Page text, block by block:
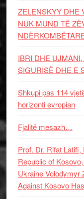
ZELENSKYY DHE
NUK MUND TË
IBRI DHE
SIGURISË DHE E
Shkupi pas 114
horizonti evropian
Fjalitë mesazh…
Prof. Dr. Rifat
Republic of
Ukraine Volodymyr
Against Kosovo